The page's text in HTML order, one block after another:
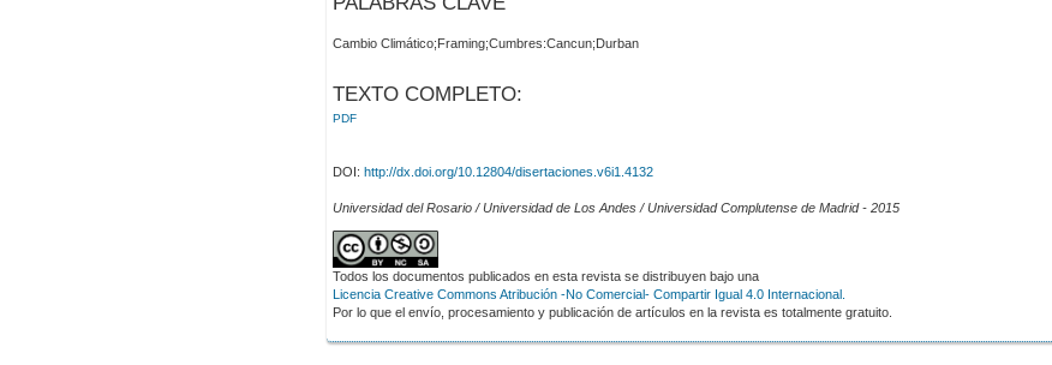
Cambio Climático;Framing;Cumbres:Cancun;Durban
TEXTO COMPLETO:
PDF
DOI: http://dx.doi.org/10.12804/disertaciones.v6i1.4132
Universidad del Rosario / Universidad de Los Andes / Universidad Complutense de Madrid - 2015
Todos los documentos publicados en esta revista se distribuyen bajo una
Licencia Creative Commons Atribución -No Comercial- Compartir Igual 4.0 Internacional.
Por lo que el envío, procesamiento y publicación de artículos en la revista es totalmente gratuito.